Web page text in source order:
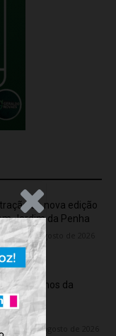
da nova edição
Jardim da Penha
feira, 7 de agosto de 2026
seis anos da
1.845
6 de agosto de 2026